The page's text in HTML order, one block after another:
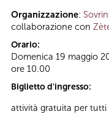
Organizzazione:
collaborazione con
Orario:
Domenica 19 maggio
ore 10.00
Biglietto d'ingresso:
attività gratuita per tutti